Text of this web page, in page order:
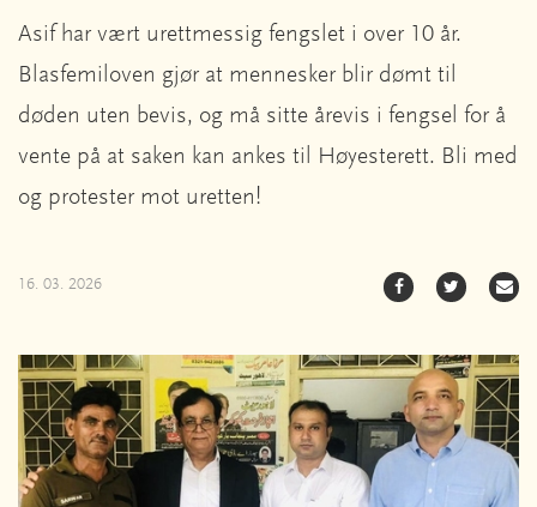
Asif har vært urettmessig fengslet i over 10 år.
Blasfemiloven gjør at mennesker blir dømt til
døden uten bevis, og må sitte årevis i fengsel for å
vente på at saken kan ankes til Høyesterett. Bli med
og protester mot uretten!
16. 03. 2026